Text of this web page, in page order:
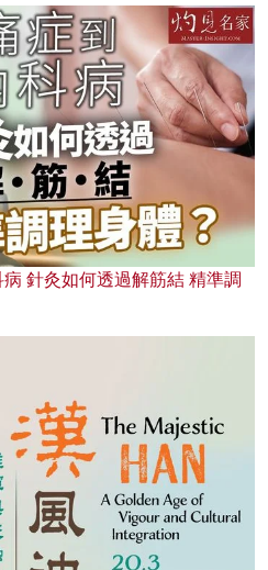
針灸如何透過解筋結 精準調